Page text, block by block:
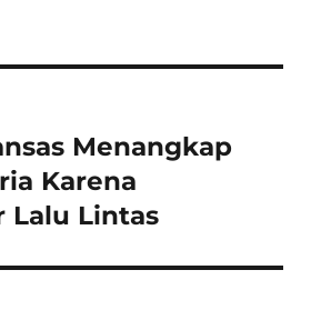
Menangkap
Karena
Lalu Lintas